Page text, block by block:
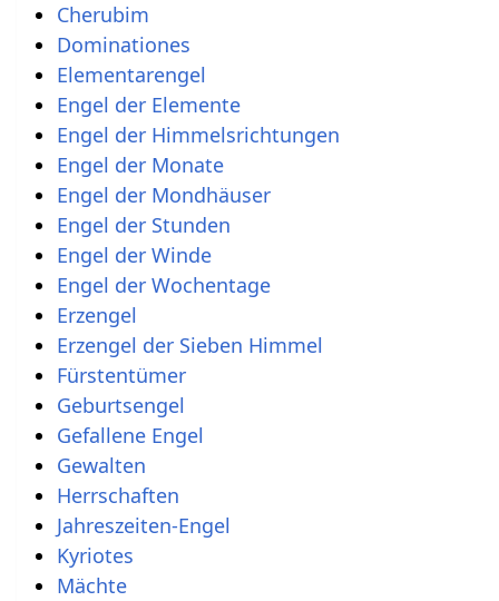
Cherubim
Dominationes
Elementarengel
Engel der Elemente
Engel der Himmelsrichtungen
Engel der Monate
Engel der Mondhäuser
Engel der Stunden
Engel der Winde
Engel der Wochentage
Erzengel
Erzengel der Sieben Himmel
Fürstentümer
Geburtsengel
Gefallene Engel
Gewalten
Herrschaften
Jahreszeiten-Engel
Kyriotes
Mächte